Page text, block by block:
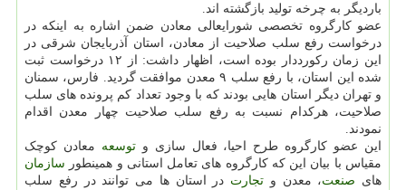
باردیگر به چرخه تولید بازگشته اند.
عضو کارگروه تخصصی شورایعالی معادن ضمن اشاره به اینکه در
درخواست رفع سلب صلاحیت از معادن، استان آذربایجان شرقی در
این زمان رکورددار بوده است، اظهار داشت: از ۱۲ درخواست ثبت
شده این استان، با رفع سلب ۹ معدن موافقت گردید. فارس، سمنان
و تهران دیگر استان هایی بودند که با وجود تعداد کم پرونده های سلب
صلاحیت، هرکدام نسبت به رفع سلب صلاحیت چهار معدن اقدام
نمودند.
این عضو کارگروه طرح احیا، فعال سازی وتوسعه معادن کوچک
مقیاس با بیان این که کارگروه های تعامل استانی و همینطور سازمان
های صنعت، معدن و تجارت در استان ها می توانند در رفع سلب